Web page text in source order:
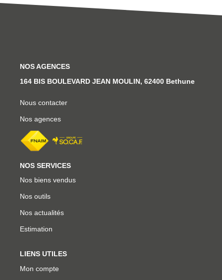
SERVICES
Contact Collaborateurs
NOS AGENCES
164 BIS BOULEVARD JEAN MOULIN, 62400 Bethune
Nous contacter
Nos agences
NOS SERVICES
Nos biens vendus
Nos outils
Nos actualités
Estimation
LIENS UTILES
Mon compte